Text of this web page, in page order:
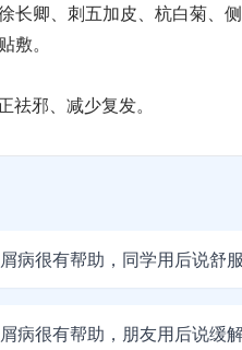
长卿、刺五加皮、杭白菊、侧
敷。
邪、减少复发。
病很有帮助，同学用后说舒
病很有帮助，朋友用后说缓